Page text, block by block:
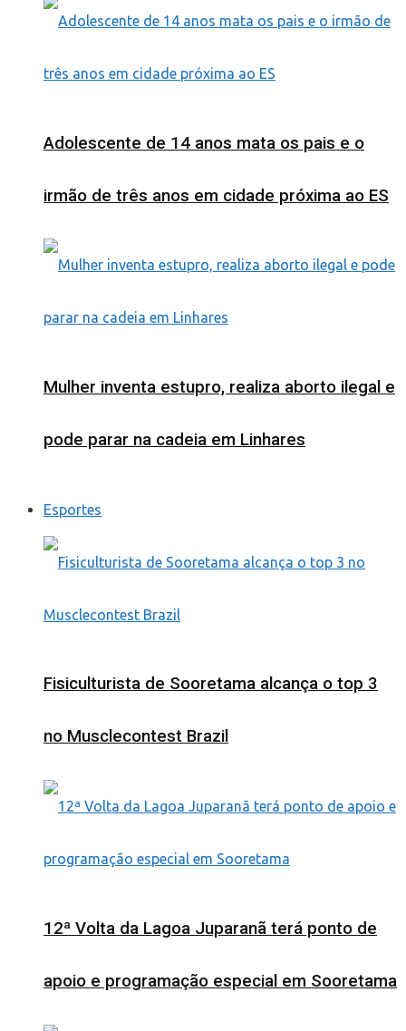
Adolescente de 14 anos mata os pais e o
irmão de três anos em cidade próxima ao ES
Mulher inventa estupro, realiza aborto ilegal e
pode parar na cadeia em Linhares
Esportes
Fisiculturista de Sooretama alcança o top 3
no Musclecontest Brazil
12ª Volta da Lagoa Juparanã terá ponto de
apoio e programação especial em Sooretama